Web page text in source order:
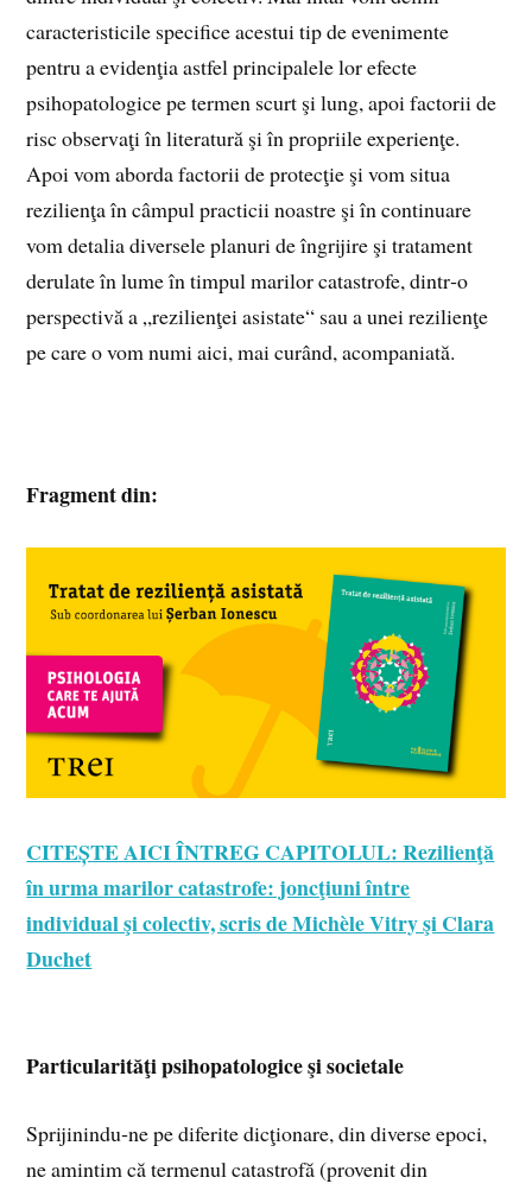
caracteristicile specifice acestui tip de evenimente
pentru a evidenţia astfel principalele lor efecte
psihopatologice pe termen scurt şi lung, apoi factorii de
risc observaţi în literatură şi în propriile experienţe.
Apoi vom aborda factorii de protecţie şi vom situa
rezilienţa în câmpul practicii noastre şi în continuare
vom detalia diversele planuri de îngrijire şi tratament
derulate în lume în timpul marilor catastrofe, dintr‑o
perspectivă a „rezilienţei asistate“ sau a unei rezilienţe
pe care o vom numi aici, mai curând, acompaniată.
Fragment din:
CITEȘTE AICI ÎNTREG CAPITOLUL: Rezilienţă
în urma marilor catastrofe: joncţiuni între
individual şi colectiv, scris de Michèle Vitry şi Clara
Duchet
Particularităţi psihopatologice şi societale
Sprijinindu‑ne pe diferite dicţionare, din diverse epoci,
ne amintim că termenul catastrofă (provenit din